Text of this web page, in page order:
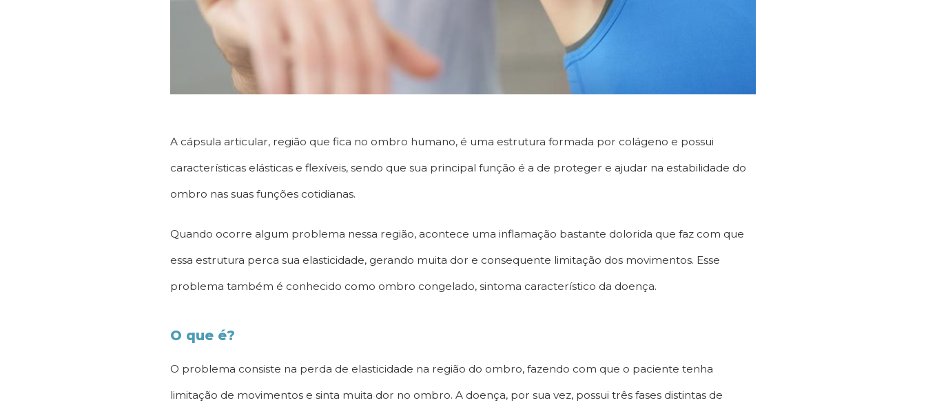
A cápsula articular, região que fica no ombro humano, é uma estrutura formada por colágeno e possui
características elásticas e flexíveis, sendo que sua principal função é a de proteger e ajudar na estabilidade do
ombro nas suas funções cotidianas.
Quando ocorre algum problema nessa região, acontece uma inflamação bastante dolorida que faz com que
essa estrutura perca sua elasticidade, gerando muita dor e consequente limitação dos movimentos. Esse
problema também é conhecido como ombro congelado, sintoma característico da doença.
O que é?
O problema consiste na perda de elasticidade na região do ombro, fazendo com que o paciente tenha
limitação de movimentos e sinta muita dor no ombro. A doença, por sua vez, possui três fases distintas de